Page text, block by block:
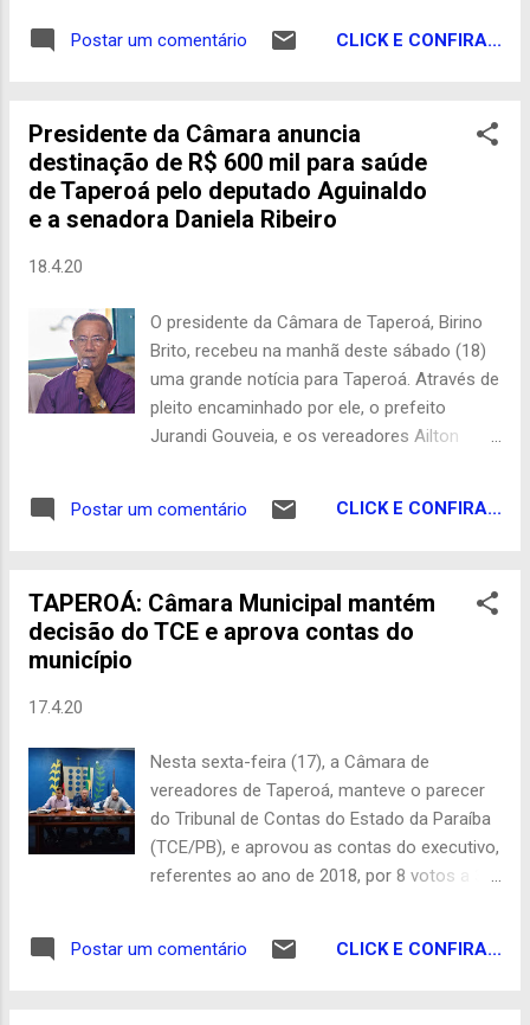
de Saúde, confirmou através de nota oficial
Campina Grande e após alguns dias
começou a sentir os sintomas da doença. O
jovem se encontra em isolamento domiciliar
em Campina Grande e está se recuperando
perceber sintomas procure o serviço
municipal de saúde. Os outros demais casos
do Covid-19 na região do Cariri, foram
registrados nos municípios de Serra Branca,
Taperoá e Congo. Com De Olho no Cariri
Postar um comentário CLICK E CONFIRA...
Presidente da Câmara anuncia
destinação de R$ 600 mil para saúde
de Taperoá pelo deputado Aguinaldo
e a senadora Daniela Ribeiro
18.4.20
O presidente da Câmara de Taperoá, Birino
Brito, recebeu na manhã deste sábado (18)
uma grande notícia para Taperoá. Através de
pleito encaminhado por ele, o prefeito
Jurandi Gouveia, e os vereadores Ailton
600 mil através de emendas destinadas pelo
estaduais do PP atenderam a solicitação
dos novos integrantes do partido no âmbito
de R$ 400 mil para a Atenção Básica; já a
senadora Daniela empenhou R$ 100 mil para
utilização junto ao HGT, e mais R$ 100 mil
para ações de combate ao Covid-19. O
destacou o presidente da Câmara, Birino
Postar um comentário CLICK E CONFIRA...
TAPEROÁ: Câmara Municipal mantém
decisão do TCE e aprova contas do
município
17.4.20
Nesta sexta-feira (17), a Câmara de
vereadores de Taperoá, manteve o parecer
do Tribunal de Contas do Estado da Paraíba
(TCE/PB), e aprovou as contas do executivo,
referentes ao ano de 2018, por 8 votos a 3,
mandato e contabiliza todas as contas
Postar um comentário CLICK E CONFIRA...